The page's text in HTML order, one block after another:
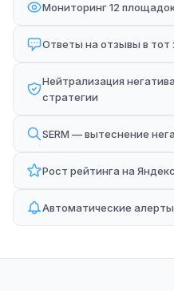
Мониторинг 12
Ответы на отзывы в тот
Нейтрализация
стратегии
SERM — вытеснение
Рост рейтинга на
Автоматические